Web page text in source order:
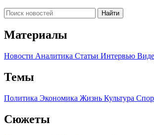
Найти
Материалы
Новости Аналитика Статьи Интервью
Темы
Политика Экономика Жизнь Культура
Сюжеты